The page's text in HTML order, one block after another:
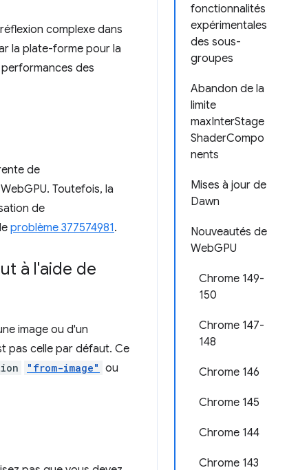
fonctionnalités
expérimentales
des sous-
groupes
Abandon de la
limite
maxInterStage
ShaderCompo
nents
Mises à jour de
Dawn
Nouveautés de
WebGPU
Chrome 149-
150
Chrome 147-
148
Chrome 146
Chrome 145
Chrome 144
Chrome 143
complexe dans
la plate-forme pour la
des
de
Toutefois, la
de
problème 377574981.
à l'aide de
image ou d'un
pas celle par défaut. Ce
"from-image" ou